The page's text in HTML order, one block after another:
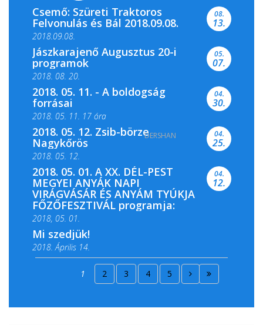
Csemő: Szüreti Traktoros
Felvonulás és Bál 2018.09.08.
2018.09.08.
08.
13.
Jászkarajenő Augusztus 20-i
programok
2018. 08. 20.
05.
07.
2018. 05. 11. - A boldogság
forrásai
2018. 05. 11. 17 óra
2018. 05. 11. 19 óra
04.
30.
2018. 05. 12. Zsib-börze
Nagykőrös
2018. 05. 12.
04.
25.
2018. 05. 01. A XX. DÉL-PEST
MEGYEI ANYÁK NAPI
VIRÁGVÁSÁR ÉS ANYÁM TYÚKJA
FŐZŐFESZTIVÁL programja:
2018, 05. 01.
04.
12.
Mi szedjük!
2018. Április 14.
2018. Április 15.
1 2 3 4 5
DERSHAN